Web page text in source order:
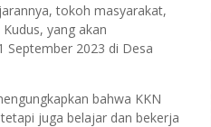
tokoh masyarakat,
yang akan
September 2023 di Desa
bahwa KKN
juga belajar dan bekerja